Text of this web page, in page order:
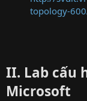
topology-
II. Lab cấu
Microsoft